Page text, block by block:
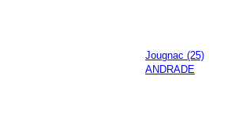
Jougnac (25)
ANDRADE